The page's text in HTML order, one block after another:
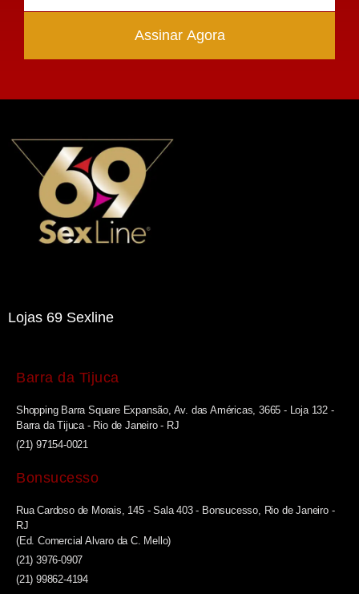
Assinar Agora
Lojas 69 Sexline
Barra da Tijuca
Shopping Barra Square Expansão, Av. das Américas, 3665 - Loja 132 -
Barra da Tijuca - Rio de Janeiro - RJ
(21) 97154-0021
Bonsucesso
Rua Cardoso de Morais, 145 - Sala 403 - Bonsucesso, Rio de Janeiro -
RJ
(Ed. Comercial Alvaro da C. Mello)
(21) 3976-0907
(21) 99862-4194